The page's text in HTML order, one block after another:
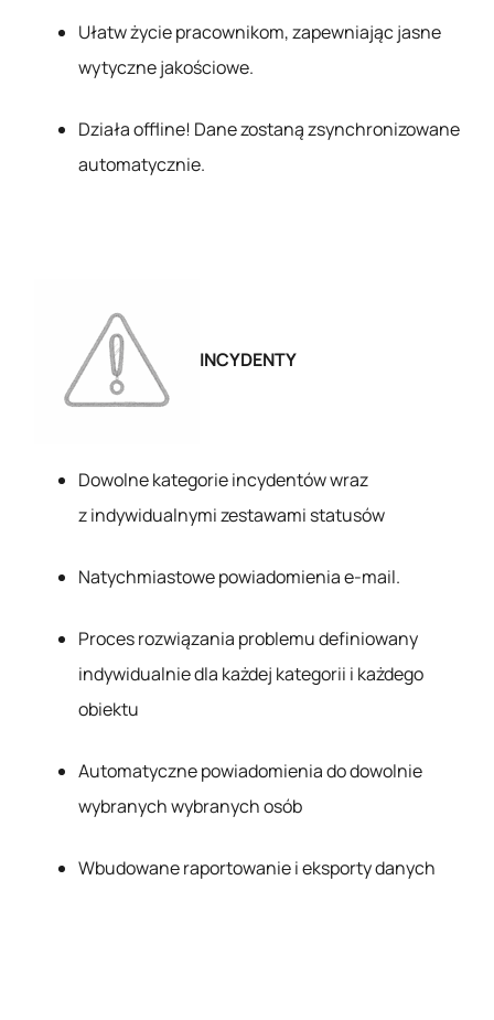
Ułatw życie pracownikom, zapewniając jasne
wytyczne jakościowe.
Działa offline! Dane zostaną zsynchronizowane
automatycznie.
INCYDENTY
Dowolne kategorie incydentów wraz
z indywidualnymi zestawami statusów
Natychmiastowe powiadomienia e-mail.
Proces rozwiązania problemu definiowany
indywidualnie dla każdej kategorii i każdego
obiektu
Automatyczne powiadomienia do dowolnie
wybranych wybranych osób
Wbudowane raportowanie i eksporty danych